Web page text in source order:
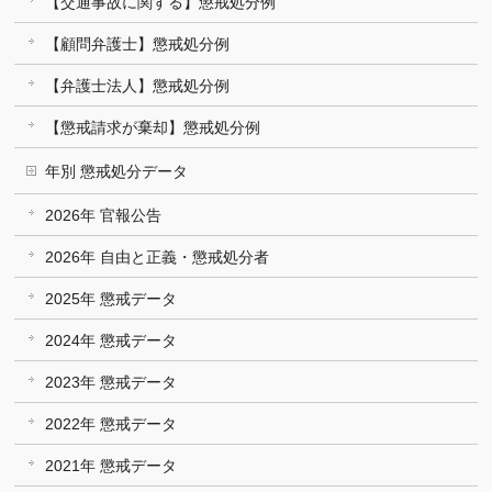
【顧問弁護士】懲戒処分例
【弁護士法人】懲戒処分例
【懲戒請求が棄却】懲戒処分例
年別 懲戒処分データ
2026年 官報公告
2026年 自由と正義・懲戒処分者
2025年 懲戒データ
2024年 懲戒データ
2023年 懲戒データ
2022年 懲戒データ
2021年 懲戒データ